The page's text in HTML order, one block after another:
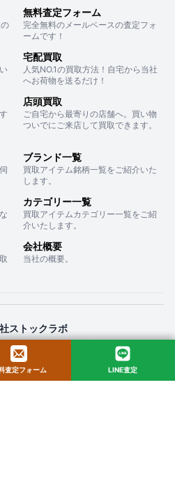
無料査定フォーム
完全無料のメールベースの査定フォ
ームです！
宅配買取
人気NO.1の買取方法！自宅から当社
へお荷物を送るだけ！
店頭買取
ご自宅から最寄りの店舗へ。買い物
ついでにご来店して買取できます。
ブランド一覧
買取アイテム銘柄一覧をご紹介いた
します。
カテゴリー一覧
買取アイテムカテゴリー一覧をご紹
介いたします。
会社概要
当社の概要。
ストックラボ
目１２−１６ セントフォービル ２０３
All Rights Reserved.
査定フォーム LINE査定